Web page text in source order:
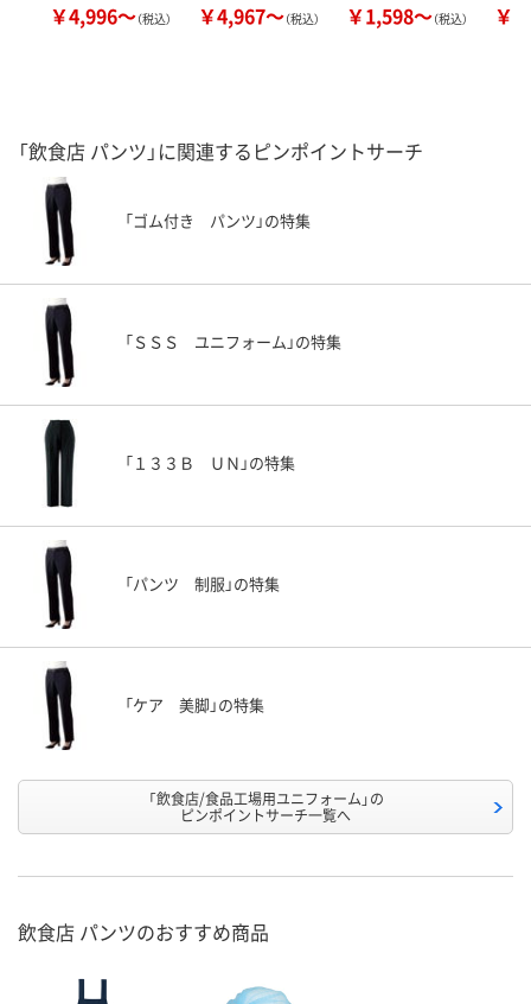
￥4,996～（税込） ￥4,967～（税込） ￥1,598～（税込） ￥
「飲食店 パンツ」に関連するピンポイントサーチ
「ゴム付き パンツ」の特集
「ＳＳＳ ユニフォーム」の特集
「１３３Ｂ ＵＮ」の特集
「パンツ 制服」の特集
「ケア 美脚」の特集
「飲食店/食品工場用ユニフォーム」の
ピンポイントサーチ一覧へ
飲食店 パンツのおすすめ商品